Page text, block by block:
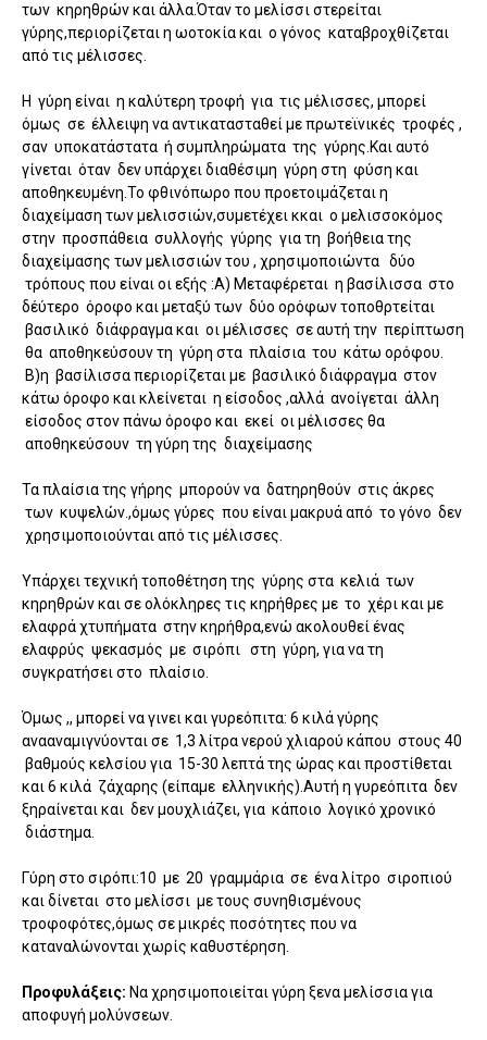
των κηρηθρών και άλλα.Όταν το μελίσσι στερείται
γύρης,περιορίζεται η ωοτοκία και ο γόνος καταβροχθίζεται
από τις μέλισσες.
Η γύρη είναι η καλύτερη τροφή για τις μέλισσες, μπορεί
όμως σε έλλειψη να αντικατασταθεί με πρωτεϊνικές τροφές ,
σαν υποκατάστατα ή συμπληρώματα της γύρης.Και αυτό
γίνεται όταν δεν υπάρχει διαθέσιμη γύρη στη φύση και
αποθηκευμένη.Το φθινόπωρο που προετοιμάζεται η
διαχείμαση των μελισσιών,συμετέχει κκαι ο μελισσοκόμος
στην προσπάθεια συλλογής γύρης για τη βοήθεια της
διαχείμασης των μελισσιών του , χρησιμοποιώντα δύο
τρόπους που είναι οι εξής :Α) Μεταφέρεται η βασίλισσα στο
δέύτερο όροφο και μεταξύ των δύο ορόφων τοποθρτείται
βασιλικό διάφραγμα και οι μέλισσες σε αυτή την περίπτωση
θα αποθηκεύσουν τη γύρη στα πλαίσια του κάτω ορόφου.
Β)η βασίλισσα περιορίζεται με βασιλικό διάφραγμα στον
κάτω όροφο και κλείνεται η είσοδος ,αλλά ανοίγεται άλλη
είσοδος στον πάνω όροφο και εκεί οι μέλισσες θα
αποθηκεύσουν τη γύρη της διαχείμασης
Τα πλαίσια της γήρης μπορούν να δατηρηθούν στις άκρες
των κυψελών.,όμως γύρες που είναι μακρυά από το γόνο δεν
χρησιμοποιούνται από τις μέλισσες.
Υπάρχει τεχνική τοποθέτηση της γύρης στα κελιά των
κηρηθρών και σε ολόκληρες τις κηρήθρες με το χέρι και με
ελαφρά χτυπήματα στην κηρήθρα,ενώ ακολουθεί ένας
ελαφρύς ψεκασμός με σιρόπι στη γύρη, για να τη
συγκρατήσει στο πλαίσιο.
Όμως ,, μπορεί να γινει και γυρεόπιτα: 6 κιλά γύρης
ανααναμιγνύονται σε 1,3 λίτρα νερού χλιαρού κάπου στους 40
βαθμούς κελσίου για 15-30 λεπτά της ώρας και προστίθεται
και 6 κιλά ζάχαρης (είπαμε ελληνικής).Αυτή η γυρεόπιτα δεν
ξηραίνεται και δεν μουχλιάζει, για κάποιο λογικό χρονικό
διάστημα.
Γύρη στο σιρόπι:10 με 20 γραμμάρια σε ένα λίτρο σιροπιού
και δίνεται στο μελίσσι με τους συνηθισμένους
τροφοφότες,όμως σε μικρές ποσότητες που να
καταναλώνονται χωρίς καθυστέρηση.
Προφυλάξεις: Να χρησιμοποιείται γύρη ξενα μελίσσια για
αποφυγή μολύνσεων.